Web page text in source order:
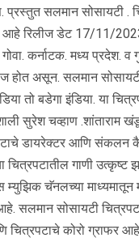
प्रस्तुत सलमान सोसायटी .
आहे रिलीज डेट 17/11/
कर्नाटक. मध्य प्रदेश. व
होत असून. सलमान
तो बडेगा इंडिया. या
सुरेश चव्हाण .शांताराम
डायरेक्टर आणि संकलन
चित्रपटातील गाणी उत्कृष्ट
चॅनलच्या माध्यमातून
सलमान सोसायटी
कोरो ग्राफर